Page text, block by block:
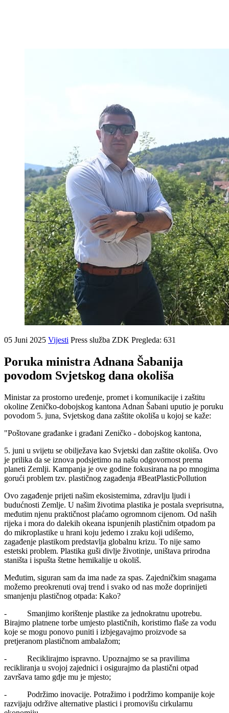
05 Juni 2025 Vijesti Press služba ZDK Pregleda: 631
Poruka ministra Adnana Šabanija
povodom Svjetskog dana okoliša
Ministar za prostorno uređenje, promet i komunikacije i zaštitu
okoline Zeničko-dobojskog kantona Adnan Šabani uputio je poruku
povodom 5. juna, Svjetskog dana zaštite okoliša u kojoj se kaže:
"Poštovane građanke i građani Zeničko - dobojskog kantona,
5. juni u svijetu se obilježava kao Svjetski dan zaštite okoliša. Ovo
je prilika da se iznova podsjetimo na našu odgovornost prema
planeti Zemlji. Kampanja je ove godine fokusirana na po mnogima
gorući problem tzv. plastičnog zagađenja #BeatPlasticPollution
Ovo zagađenje prijeti našim ekosistemima, zdravlju ljudi i
budućnosti Zemlje. U našim životima plastika je postala sveprisutna,
međutim njenu praktičnost plaćamo ogromnom cijenom. Od naših
rijeka i mora do dalekih okeana ispunjenih plastičnim otpadom pa
do mikroplastike u hrani koju jedemo i zraku koji udišemo,
zagađenje plastikom predstavlja globalnu krizu. To nije samo
estetski problem. Plastika guši divlje životinje, uništava prirodna
staništa i ispušta štetne hemikalije u okoliš.
Međutim, siguran sam da ima nade za spas. Zajedničkim snagama
možemo preokrenuti ovaj trend i svako od nas može doprinijeti
smanjenju plastičnog otpada: Kako?
- Smanjimo korištenje plastike za jednokratnu upotrebu.
Birajmo platnene torbe umjesto plastičnih, koristimo flaše za vodu
koje se mogu ponovo puniti i izbjegavajmo proizvode sa
pretjeranom plastičnom ambalažom;
- Reciklirajmo ispravno. Upoznajmo se sa pravilima
recikliranja u svojoj zajednici i osigurajmo da plastični otpad
završava tamo gdje mu je mjesto;
- Podržimo inovacije. Potražimo i podržimo kompanije koje
razvijaju održive alternative plastici i promovišu cirkularnu